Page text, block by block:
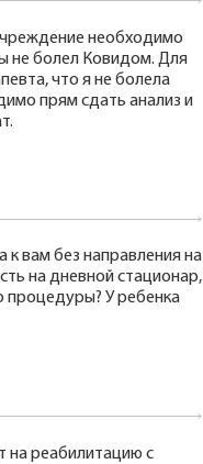
необходимо
не болел Ковидом. Для
что я не болела
прям сдать анализ и
к вам без направления на
на дневной стационар,
процедуры? У ребенка
на реабилитацию с